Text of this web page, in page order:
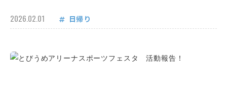
2026.02.01 日帰り